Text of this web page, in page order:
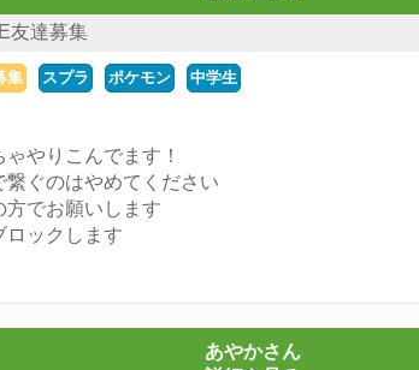
友達募集
集 スプラ ポケモン 中学生
やりこんでます！
繋ぐのはやめてください
方でお願いします
ロックします
あやかさん